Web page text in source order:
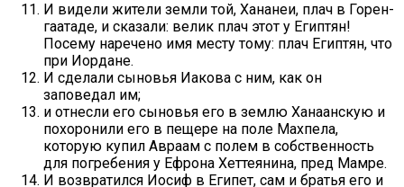
И видели жители земли той, Хананеи, плач в Горен-
гаатаде, и сказали: велик плач этот у Египтян!
Посему наречено имя месту тому: плач Египтян, что
при Иордане.
И сделали сыновья Иакова с ним, как он
заповедал им;
и отнесли его сыновья его в землю Ханаанскую и
похоронили его в пещере на поле Махпела,
которую купил Авраам с полем в собственность
для погребения у Ефрона Хеттеянина, пред Мамре.
И возвратился Иосиф в Египет, сам и братья его и